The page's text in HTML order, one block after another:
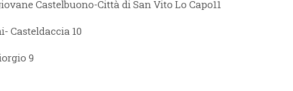
Castelbuono-Città di San Vito Lo Capo11
Casteldaccia 10
9